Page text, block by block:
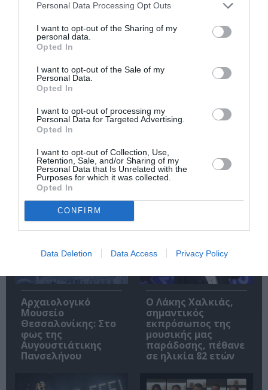
Personal Data Processing Opt Outs
I want to opt-out of the Sharing of my
personal data.
Opted In
I want to opt-out of the Sale of my
Personal Data.
Opted In
I want to opt-out of processing my
Personal Data for Targeted Advertising.
Opted In
I want to opt-out of Collection, Use,
Retention, Sale, and/or Sharing of my
Personal Data that Is Unrelated with the
Purposes for which it was collected.
Opted In
CONFIRM
Data Deletion Data Access Privacy Policy
Newsletter
Κάθε βδομάδα στο e-mail σας τα τελευταία νέα για
την Τέχνη και τον Πολιτισμό!
Σχετικά Άρθρα
Αρχαιολογικό
Μουσείο
Θεσσαλονίκης: Στο
φως της
Αυγουστιάτικης
Πανσελήνου
Ο Λάκης Χαλκιάς,
σημαντικός
εκπρόσωπος της
μουσικής μας
παράδοσης, πέθανε
σε ηλικία 82 ετών